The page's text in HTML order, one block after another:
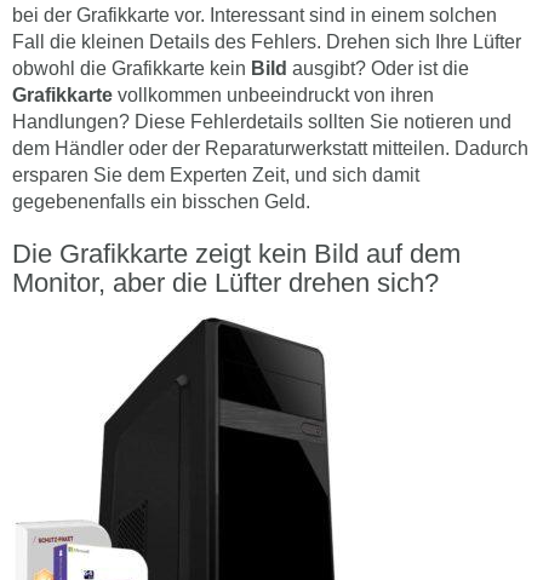
bei der Grafikkarte vor. Interessant sind in einem solchen
Fall die kleinen Details des Fehlers. Drehen sich Ihre Lüfter
obwohl die Grafikkarte kein Bild ausgibt? Oder ist die
Grafikkarte vollkommen unbeeindruckt von ihren
Handlungen? Diese Fehlerdetails sollten Sie notieren und
dem Händler oder der Reparaturwerkstatt mitteilen. Dadurch
ersparen Sie dem Experten Zeit, und sich damit
gegebenenfalls ein bisschen Geld.
Die Grafikkarte zeigt kein Bild auf dem
Monitor, aber die Lüfter drehen sich?